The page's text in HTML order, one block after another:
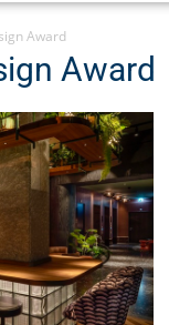
Award
Award